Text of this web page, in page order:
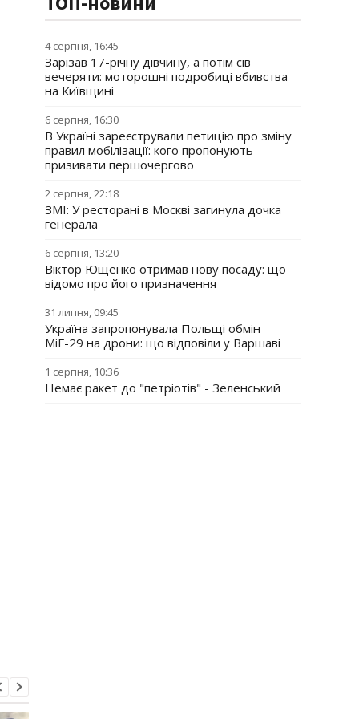
4 серпня, 16:45
Зарізав 17-річну дівчину, а потім сів
вечеряти: моторошні подробиці вбивства
на Київщині
6 серпня, 16:30
В Україні зареєстрували петицію про зміну
правил мобілізації: кого пропонують
призивати першочергово
2 серпня, 22:18
ЗМІ: У ресторані в Москві загинула дочка
генерала
6 серпня, 13:20
Віктор Ющенко отримав нову посаду: що
відомо про його призначення
31 липня, 09:45
Україна запропонувала Польщі обмін
МіГ-29 на дрони: що відповіли у Варшаві
1 серпня, 10:36
Немає ракет до "петріотів" - Зеленський